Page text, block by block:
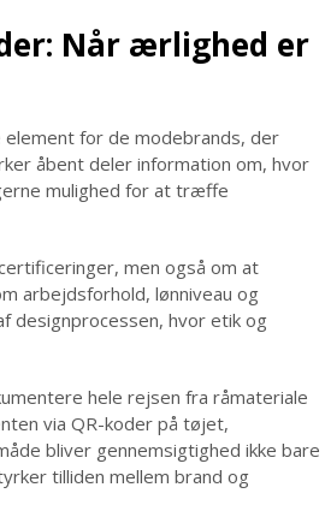
Når ærlighed er
for de modebrands, der
åbent deler information om, hvor
mulighed for at træffe
men også om at
arbejdsforhold, lønniveau og
designprocessen, hvor etik og
hele rejsen fra råmateriale
via QR-koder på tøjet,
bliver gennemsigtighed ikke bare
tilliden mellem brand og